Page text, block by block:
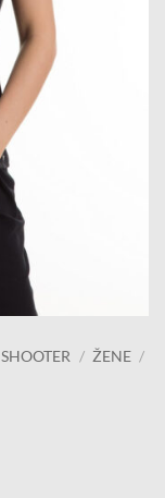
SHOOTER / ŽENE /